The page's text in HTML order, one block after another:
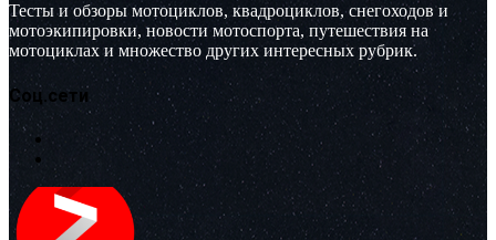
Тесты и обзоры мотоциклов, квадроциклов, снегоходов и
мотоэкипировки, новости мотоспорта, путешествия на
мотоциклах и множество других интересных рубрик.
Соц.сети